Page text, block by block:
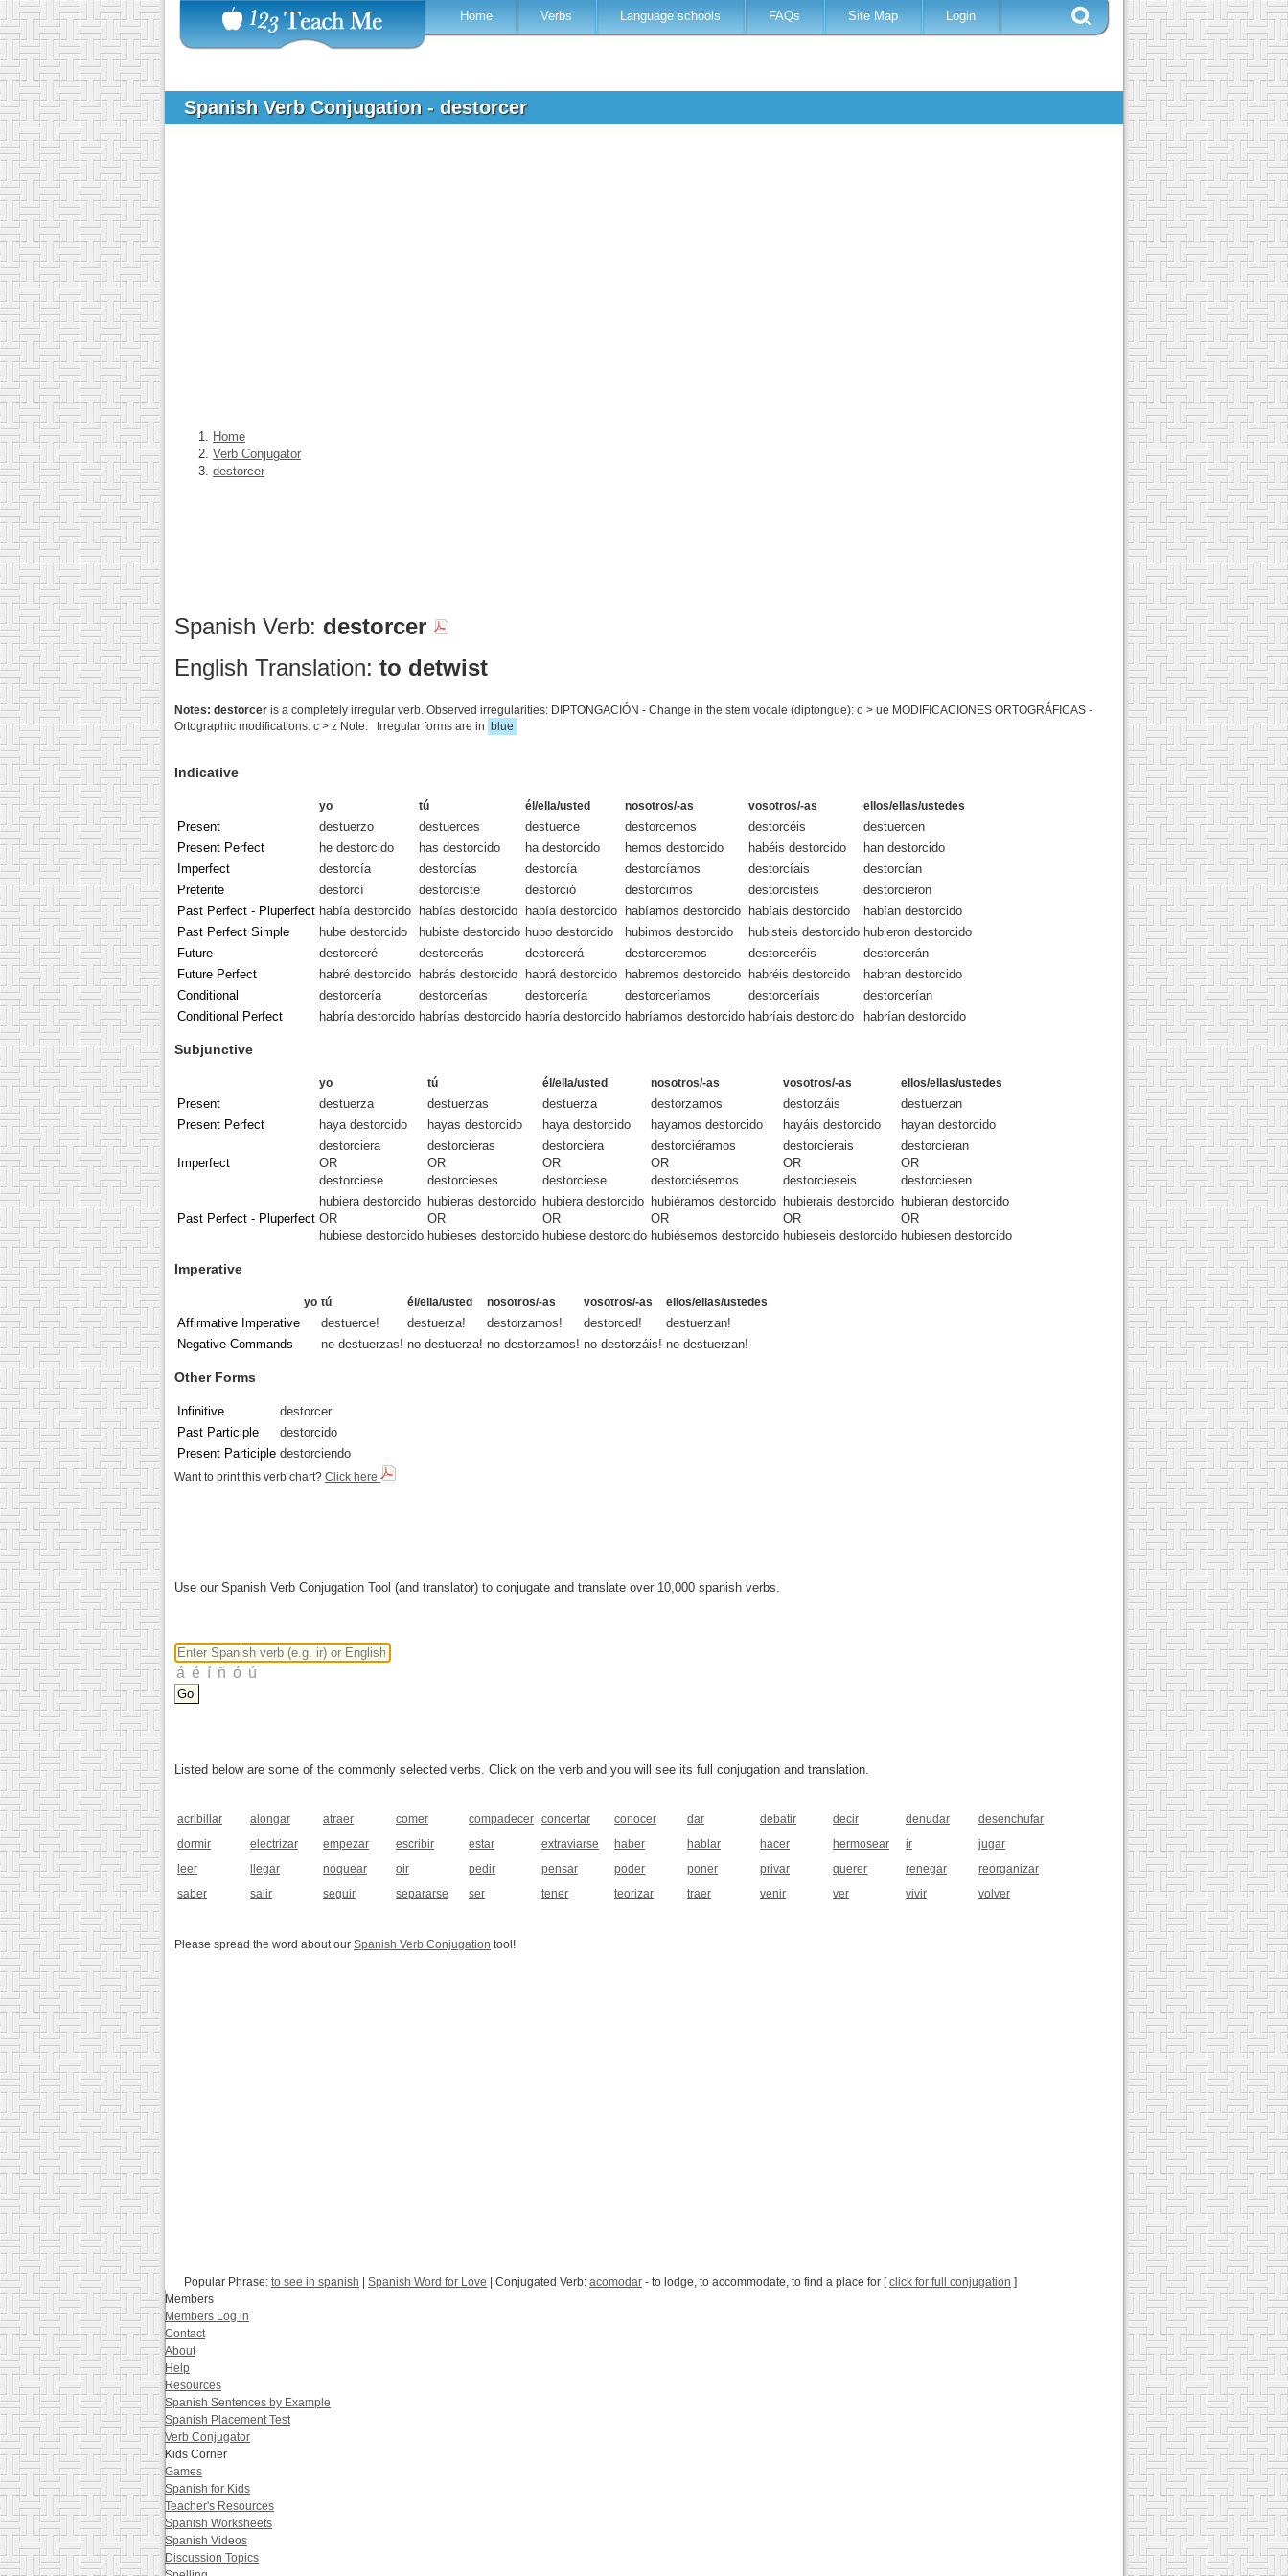
Home Verbs Language schools FAQs Site Map Login
Spanish Verb Conjugation - destorcer
Home
Verb Conjugator
destorcer
Spanish Verb: destorcer
English Translation: to detwist
Notes: destorcer is a completely irregular verb. Observed irregularities: DIPTONGACIÓN - Change in the stem vocale (diptongue): o > ue MODIFICACIONES ORTOGRÁFICAS -
Ortographic modifications: c > z Note: Irregular forms are in blue
Indicative
yo tú él/ella/usted nosotros/-as vosotros/-as ellos/ellas/ustedes
Present destuerzo destuerces destuerce destorcemos destorcéis
destuercen
Present Perfect
he destorcido has destorcido ha destorcido hemos destorcido habéis destorcido
han destorcido
Imperfect
destorcía destorcías destorcía destorcíamos destorcíais
destorcían
Preterite
destorcí destorciste destorció destorcimos destorcisteis
destorcieron
Past Perfect - Pluperfect había destorcido habías destorcido había destorcido habíamos destorcido habíais destorcido
habían destorcido
Past Perfect Simple
hube destorcido hubiste destorcido hubo destorcido hubimos destorcido hubisteis destorcido hubieron destorcido
Future
destorceré destorcerás destorcerá destorceremos destorceréis
destorcerán
Future Perfect
habré destorcido habrás destorcido habrá destorcido habremos destorcido habréis destorcido
habran destorcido
Conditional
destorcería destorcerías destorcería destorceríamos destorceríais
destorcerían
Conditional Perfect
habría destorcido habrías destorcido habría destorcido habríamos destorcido habríais destorcido habrían destorcido
Subjunctive
yo tú él/ella/usted nosotros/-as vosotros/-as ellos/ellas/ustedes
Present destuerza destuerzas destuerza destorzamos destorzáis
destuerzan
Present Perfect
haya destorcido hayas destorcido haya destorcido hayamos destorcido hayáis destorcido hayan destorcido
Imperfect
destorciera
OR
destorciese
destorcieras
OR
destorcieses
destorciera
OR
destorciese
destorciéramos
OR
destorciésemos
destorcierais
OR
destorcieseis
destorcieran
OR
destorciesen
Past Perfect - Pluperfect
hubiera destorcido
OR
hubiese destorcido
hubieras destorcido
OR
hubieses destorcido
hubiera destorcido
OR
hubiese destorcido
hubiéramos destorcido
OR
hubiésemos destorcido
hubierais destorcido
OR
hubieseis destorcido
hubieran destorcido
OR
hubiesen destorcido
Imperative
yo tú él/ella/usted nosotros/-as vosotros/-as ellos/ellas/ustedes
Affirmative Imperative destuerce! destuerza! destorzamos! destorced!
destuerzan!
Negative Commands
no destuerzas! no destuerza! no destorzamos! no destorzáis! no destuerzan!
Other Forms
Infinitive
destorcer
Past Participle
destorcido
Present Participle destorciendo
Want to print this verb chart? Click here
Use our Spanish Verb Conjugation Tool (and translator) to conjugate and translate over 10,000 spanish verbs.
Listed below are some of the commonly selected verbs. Click on the verb and you will see its full conjugation and translation.
acribillar alongar atraer comer compadecer concertar conocer dar debatir decir denudar
desenchufar
dormir
electrizar empezar escribir estar extraviarse haber hablar hacer hermosear ir
jugar
leer
llegar noquear oir pedir pensar poder poner privar querer renegar
reorganizar
saber
salir seguir separarse ser tener teorizar traer venir ver vivir volver
Please spread the word about our Spanish Verb Conjugation tool!
Popular Phrase: to see in spanish | Spanish Word for Love | Conjugated Verb: acomodar - to lodge, to accommodate, to find a place for [click for full conjugation ]
Members
Members Log in
Contact
About
Help
Resources
Spanish Sentences by Example
Spanish Placement Test
Verb Conjugator
Kids Corner
Games
Spanish for Kids
Teacher's Resources
Spanish Worksheets
Spanish Videos
Discussion Topics